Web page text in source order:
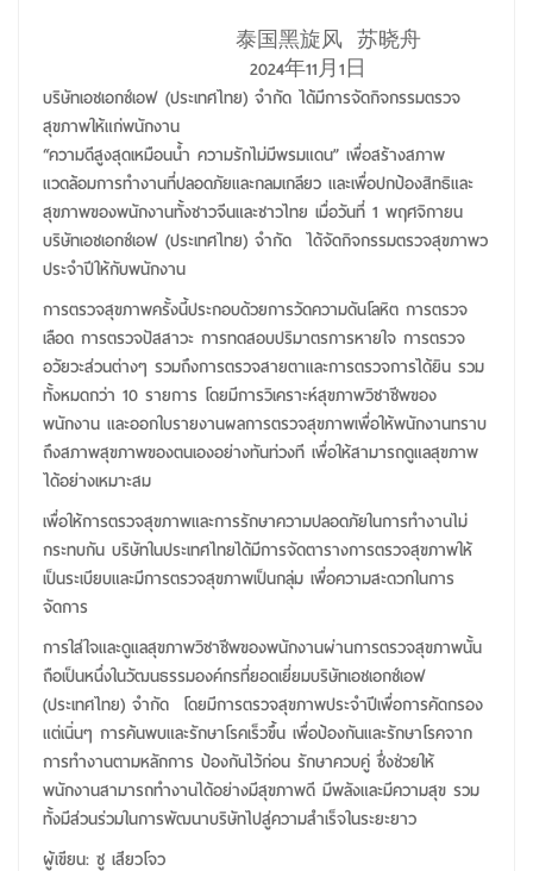
泰国黑旋风 苏晓舟
2024年11月1日
บริษัทเอชเอกซ์เอฟ (ประเทศไทย) จำกัด ได้มีการจัดกิจกรรมตรวจ
สุขภาพให้แก่พนักงาน
“ความดีสูงสุดเหมือนน้ำ ความรักไม่มีพรมแดน” เพื่อสร้างสภาพ
แวดล้อมการทำงานที่ปลอดภัยและกลมเกลียว และเพื่อปกป้องสิทธิและ
สุขภาพของพนักงานทั้งชาวจีนและชาวไทย เมื่อวันที่ 1 พฤศจิกายน
บริษัทเอชเอกซ์เอฟ (ประเทศไทย) จำกัด ได้จัดกิจกรรมตรวจสุขภาพว
ประจำปีให้กับพนักงาน
การตรวจสุขภาพครั้งนี้ประกอบด้วยการวัดความดันโลหิต การตรวจ
เลือด การตรวจปัสสาวะ การทดสอบปริมาตรการหายใจ การตรวจ
อวัยวะส่วนต่างๆ รวมถึงการตรวจสายตาและการตรวจการได้ยิน รวม
ทั้งหมดกว่า 10 รายการ โดยมีการวิเคราะห์สุขภาพวิชาชีพของ
พนักงาน และออกใบรายงานผลการตรวจสุขภาพเพื่อให้พนักงานทราบ
ถึงสภาพสุขภาพของตนเองอย่างทันท่วงที เพื่อให้สามารถดูแลสุขภาพ
ได้อย่างเหมาะสม
เพื่อให้การตรวจสุขภาพและการรักษาความปลอดภัยในการทำงานไม่
กระทบกัน บริษัทในประเทศไทยได้มีการจัดตารางการตรวจสุขภาพให้
เป็นระเบียบและมีการตรวจสุขภาพเป็นกลุ่ม เพื่อความสะดวกในการ
จัดการ
การใส่ใจและดูแลสุขภาพวิชาชีพของพนักงานผ่านการตรวจสุขภาพนั้น
ถือเป็นหนึ่งในวัฒนธรรมองค์กรที่ยอดเยี่ยมบริษัทเอชเอกซ์เอฟ
(ประเทศไทย) จำกัด โดยมีการตรวจสุขภาพประจำปีเพื่อการคัดกรอง
แต่เนิ่นๆ การค้นพบและรักษาโรคเร็วขึ้น เพื่อป้องกันและรักษาโรคจาก
การทำงานตามหลักการ ป้องกันไว้ก่อน รักษาควบคู่ ซึ่งช่วยให้
พนักงานสามารถทำงานได้อย่างมีสุขภาพดี มีพลังและมีความสุข รวม
ทั้งมีส่วนร่วมในการพัฒนาบริษัทไปสู่ความสำเร็จในระยะยาว
ผู้เขียน: ซู เสียวโจว